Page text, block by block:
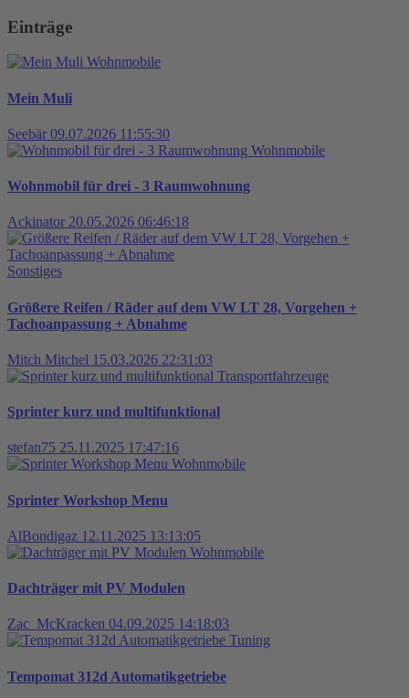
Einträge
Wohnmobile
Mein Muli
Seebär 09.07.2026 11:55:30
Wohnmobile
Wohnmobil für drei - 3 Raumwohnung
Ackinator 20.05.2026 06:46:18
Sonstiges
Größere Reifen / Räder auf dem VW LT 28, Vorgehen +
Tachoanpassung + Abnahme
Mitch Mitchel 15.03.2026 22:31:03
Transportfahrzeuge
Sprinter kurz und multifunktional
stefan75 25.11.2025 17:47:16
Wohnmobile
Sprinter Workshop Menu
AlBondigaz 12.11.2025 13:13:05
Wohnmobile
Dachträger mit PV Modulen
Zac_McKracken 04.09.2025 14:18:03
Tuning
Tempomat 312d Automatikgetriebe